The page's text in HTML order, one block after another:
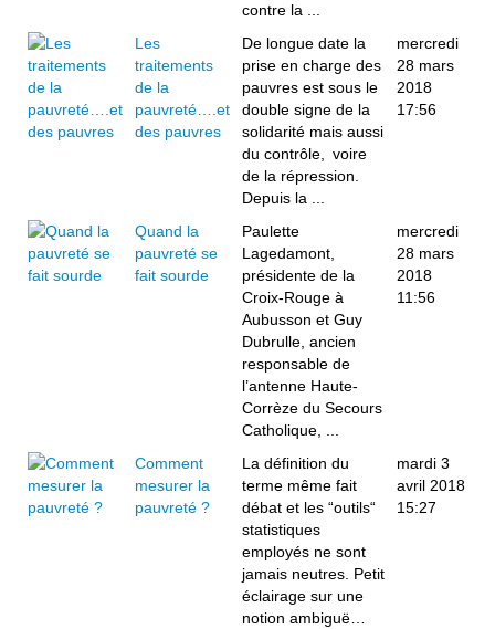
contre la ...
Les
traitements
de la
pauvreté….et
des pauvres
De longue date la
prise en charge des
pauvres est sous le
double signe de la
solidarité mais aussi
du contrôle, voire
de la répression.
Depuis la ...
mercredi
28 mars
2018
17:56
Quand la
pauvreté se
fait sourde
Paulette
Lagedamont,
présidente de la
Croix-Rouge à
Aubusson et Guy
Dubrulle, ancien
responsable de
l’antenne Haute-
Corrèze du Secours
Catholique, ...
mercredi
28 mars
2018
11:56
Comment
mesurer la
pauvreté ?
La définition du
terme même fait
débat et les “outils“
statistiques
employés ne sont
jamais neutres. Petit
éclairage sur une
notion ambiguë…
mardi 3
avril 2018
15:27